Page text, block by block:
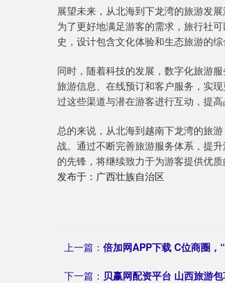
展望未来，从北海到下龙湾的旅游发
为了更好地满足游客的需求，旅行社
史，设计包含文化体验和生态旅游的
同时，随着科技的发展，数字化旅游
旅游信息、在线预订和客户服务，实
过这些渠道与潜在游客进行互动，提
总的来说，从北海到越南下龙湾的旅
战。通过不断完善旅游服务体系，提
的先锋，将继续致力于为游客提供优
发布于：广西壮族自治区
上一篇： 倍加网APP下载 C位商圈
下一篇： 贝赢网配资平台 山西旅游